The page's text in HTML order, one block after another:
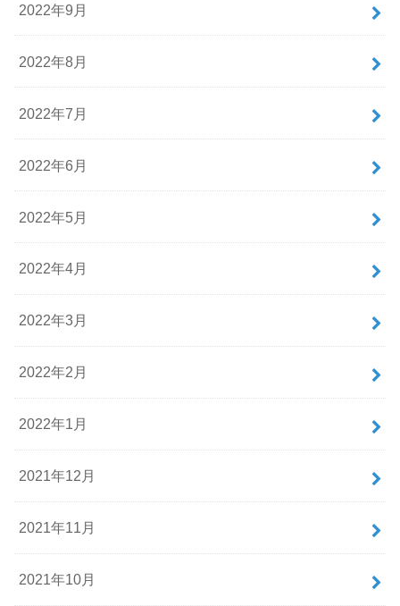
2022年9月
2022年8月
2022年7月
2022年6月
2022年5月
2022年4月
2022年3月
2022年2月
2022年1月
2021年12月
2021年11月
2021年10月